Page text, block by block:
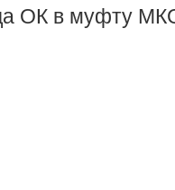
ОК в муфту